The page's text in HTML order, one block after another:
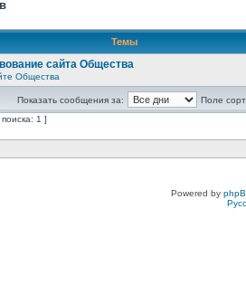
Темы
сайта Общества
Общества
Показать сообщения за:
Поле
1 ]
Powered by